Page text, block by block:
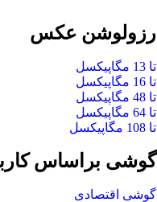
رزولوشن عکس
تا 13 مگاپیکسل
تا 16 مگاپیکسل
تا 48 مگاپیکسل
تا 64 مگاپیکسل
تا 108 مگاپیکسل
گوشی براساس
گوشی اقتصادی